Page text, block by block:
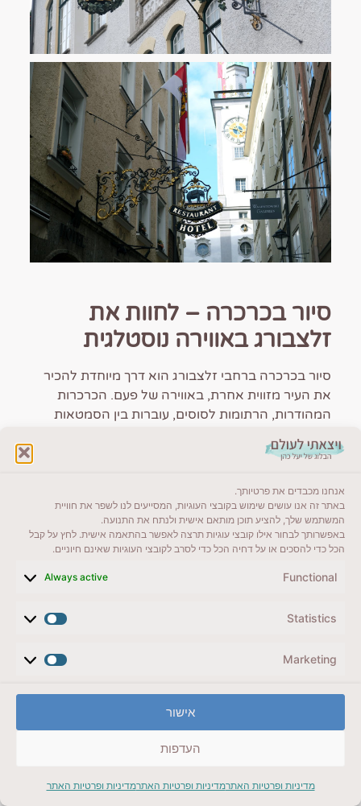
אנחנו מכבדים את פרטיותך.
באתר זה אנו עושים שימוש בקובצי העוגיות, המסייעים לנו לשפר את חוויית
המשתמש שלך, להציע תוכן מותאם אישית ולנתח את התנועה.
באפשרותך לבחור אילו קובצי עוגיות תרצה לאפשר בהתאמה אישית. לחץ על קבל
הכל כדי להסכים או על דחיה הכל כדי לסרב לקובצי העוגיות שאינם חיוניים.
Functional
Always active
Statistics
Marketing
אישור
העדפות
מדיניות ופרטיות האתרמדיניות ופרטיות האתרמדיניות ופרטיות האתר
סיור בכרכרה – לחוות את
זלצבורג באווירה נוסטלגית
סיור בכרכרה ברחבי זלצבורג הוא דרך מיוחדת להכיר
את העיר מזווית אחרת, באווירה של פעם. הכרכרות
המהודרות, הרתומות לסוסים, עוברות בין הסמטאות
העיר העתיקה. במהלך הסיור, תוכלו לשמוע מהמדריכים
מנוף ייחודי בקצב רגוע ונינוח. הסיור מתאים במיוחד
לימים גשומים. יחד עם זאת ישמח כל משפחות, זוגות ומי
שמחפש חוויה אותנטית ושקטה בלב העיר הקסומה.